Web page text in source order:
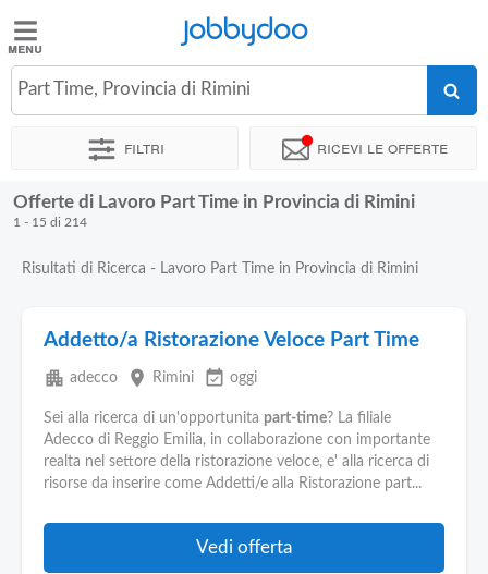
Jobbydoo
Offerte
Stipendi
Blog
Pubblica
Jobbydoo
Part Time, Provincia di Rimini
Filtri Ricevi le offerte
Offerte di Lavoro Part Time in Provincia di Rimini
1 - 15 di 214
Risultati di Ricerca - Lavoro Part Time in Provincia di Rimini
Addetto/a Ristorazione Veloce Part Time
apartment adecco place Rimini event_available oggi
Sei alla ricerca di un'opportunita part-time? La filiale
Adecco di Reggio Emilia, in collaborazione con importante
realta nel settore della ristorazione veloce, e' alla ricerca di
risorse da inserire come Addetti/e alla Ristorazione part...
Vedi offerta